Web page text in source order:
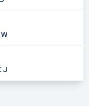
J